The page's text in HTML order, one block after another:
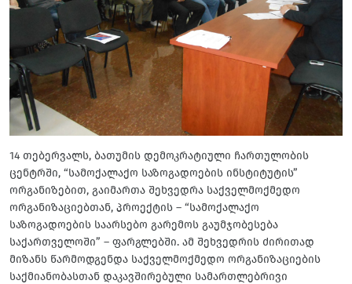
14 თებერვალს, ბათუმის დემოკრატიული ჩართულობის
ცენტრში, “სამოქალაქო საზოგადოების ინსტიტუტის”
ორგანიზებით, გაიმართა შეხვედრა საქველმოქმედო
ორგანიზაციებთან, პროექტის – “სამოქალაქო
საზოგადოების საარსებო გარემოს გაუმჯობესება
საქართველოში” – ფარგლებში. ამ შეხვედრის ძირითად
მიზანს წარმოდგენდა საქველმოქმედო ორგანიზაციების
საქმიანობასთან დაკავშირებული სამართლებრივი